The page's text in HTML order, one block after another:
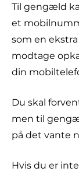
Til gengæld
et
som en
modtage
din
Du skal
men til
på det vante
Hvis du er